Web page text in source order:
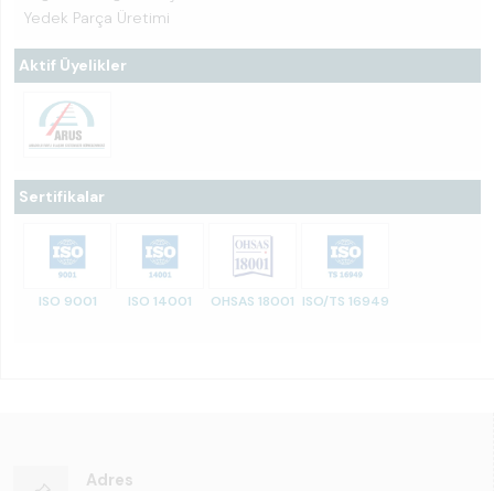
Yedek Parça Üretimi
Aktif Üyelikler
Sertifikalar
ISO 9001 ISO 14001 OHSAS 18001 ISO/TS 16949
Adres